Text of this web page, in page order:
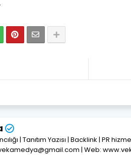
| Tanıtım Yazısı | Backlink | PR
| Web: